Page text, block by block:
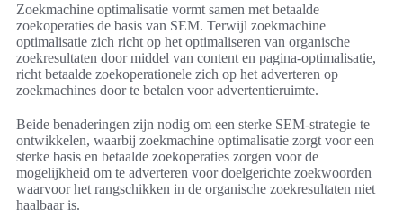
Zoekmachine optimalisatie vormt samen met betaalde
zoekoperaties de basis van SEM. Terwijl zoekmachine
optimalisatie zich richt op het optimaliseren van organische
zoekresultaten door middel van content en pagina-optimalisatie,
richt betaalde zoekoperationele zich op het adverteren op
zoekmachines door te betalen voor advertentieruimte.
Beide benaderingen zijn nodig om een sterke SEM-strategie te
ontwikkelen, waarbij zoekmachine optimalisatie zorgt voor een
sterke basis en betaalde zoekoperaties zorgen voor de
mogelijkheid om te adverteren voor doelgerichte zoekwoorden
waarvoor het rangschikken in de organische zoekresultaten niet
haalbaar is.